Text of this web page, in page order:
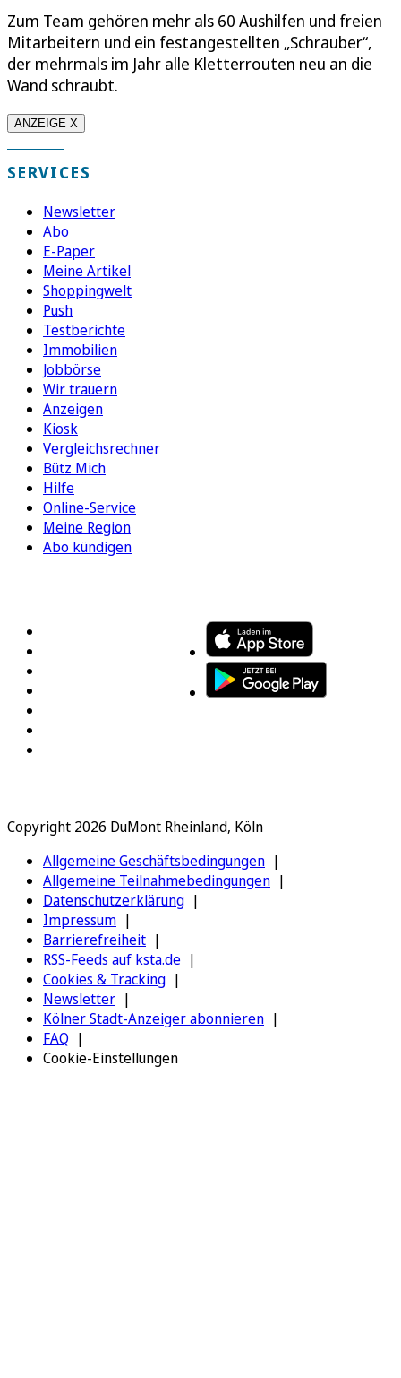
Zum Team gehören mehr als 60 Aushilfen und freien
Mitarbeitern und ein festangestellten „Schrauber“,
der mehrmals im Jahr alle Kletterrouten neu an die
Wand schraubt.
ANZEIGE X
SERVICES
Newsletter
Abo
E-Paper
Meine Artikel
Shoppingwelt
Push
Testberichte
Immobilien
Jobbörse
Wir trauern
Anzeigen
Kiosk
Vergleichsrechner
Bütz Mich
Hilfe
Online-Service
Meine Region
Abo kündigen
Copyright 2026 DuMont Rheinland, Köln
Allgemeine Geschäftsbedingungen
Allgemeine Teilnahmebedingungen
Datenschutzerklärung
Impressum
Barrierefreiheit
RSS-Feeds auf ksta.de
Cookies & Tracking
Newsletter
Kölner Stadt-Anzeiger abonnieren
FAQ
Cookie-Einstellungen